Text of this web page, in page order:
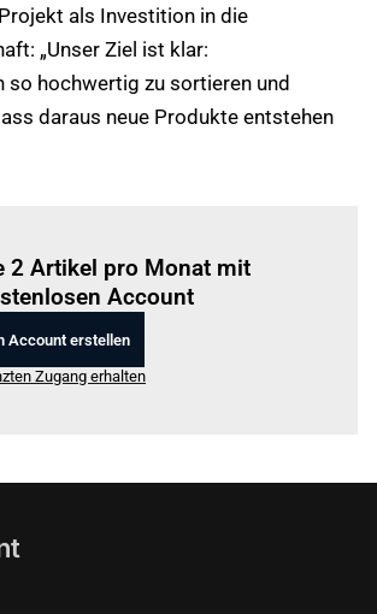
als Investition in die
„Unser Ziel ist klar:
hochwertig zu sortieren und
daraus neue Produkte entstehen
2 Artikel pro Monat mit
Account
Account erstellen
Zugang erhalten